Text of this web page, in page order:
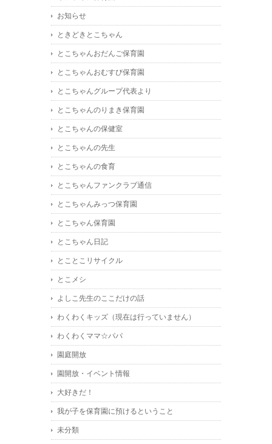
お知らせ
ときどきとこちゃん
とこちゃんおだんご保育園
とこちゃんおむすび保育園
とこちゃんグループ代表より
とこちゃんのりまき保育園
とこちゃんの保健室
とこちゃんの先生
とこちゃんの食育
とこちゃんファンクラブ通信
とこちゃんみっつ保育園
とこちゃん保育園
とこちゃん日記
とことこリサイクル
とこメシ
よしこ先生のここだけの話
わくわくキッズ（現在は行っていません）
わくわくママ☆パパ
園庭開放
園開放・イベント情報
大好きだ！
我が子を保育園に預けるということ
未分類